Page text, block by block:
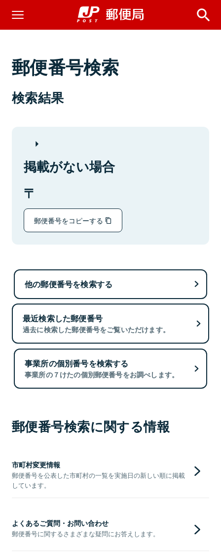
郵便番号検索
検索結果
掲載がない場合
郵便番号をコピーする
他の郵便番号を検索する
最近検索した郵便番号
過去に検索した郵便番号をご覧いただけます。
事業所の個別番号を検索する
事業所の７けたの個別郵便番号をお調べします。
郵便番号検索に関する情報
市町村変更情報
郵便番号を公表した市町村の一覧を実施日の新しい順に掲載
しています。
よくあるご質問・お問い合わせ
郵便番号に関するさまざまな疑問にお答えします。